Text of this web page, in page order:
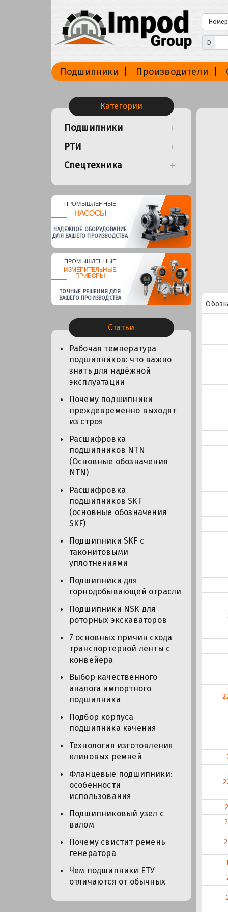
D
Подшипники Производители
Категории
Подшипники
РТИ
Спецтехника
ПРОМЫШЛЕННЫЕ
НАСОСЫ
НАДЕЖНОЕ ОБОРУДОВАНИЕ
ДЛЯ ВАШЕГО ПРОИЗВОДСТВА
ПРОМЫШЛЕННЫЕ
ИЗМЕРИТЕЛЬНЫЕ
ПРИБОРЫ
ТОЧНЫЕ РЕШЕНИЯ ДЛЯ
ВАШЕГО ПРОИЗВОДСТВА
Статьи
Рабочая температура
подшипников: что важно
знать для надёжной
эксплуатации
Почему подшипники
преждевременно выходят
из строя
Расшифровка
подшипников NTN
(Основные обозначения
NTN)
Расшифровка
подшипников SKF
(основные обозначения
SKF)
Подшипники SKF с
таконитовыми
уплотнениями
Подшипники для
горнодобывающей отрасли
Подшипники NSK для
роторных экскаваторов
7 основных причин схода
транспортерной ленты с
конвейера
Выбор качественного
аналога импортного
подшипника
Подбор корпуса
подшипника качения
Технология изготовления
клиновых ремней
Фланцевые подшипники:
особенности
использования
Подшипниковый узел с
валом
Почему свистит ремень
генератора
Чем подшипники ЕТУ
отличаются от обычных